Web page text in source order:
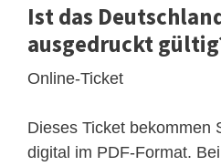
Ist das
ausgedruckt
Online-Ticket
Dieses Ticket bekommen
digital im PDF-Format.